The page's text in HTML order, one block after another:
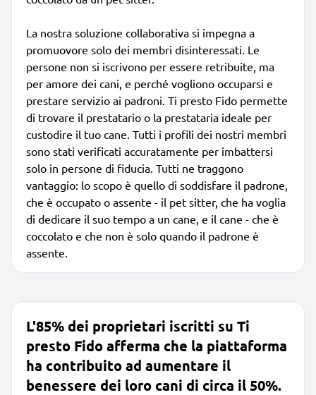
La nostra soluzione collaborativa si impegna a
promuovore solo dei membri disinteressati. Le
persone non si iscrivono per essere retribuite, ma
per amore dei cani, e perché vogliono occuparsi e
prestare servizio ai padroni. Ti presto Fido permette
di trovare il prestatario o la prestataria ideale per
custodire il tuo cane. Tutti i profili dei nostri membri
sono stati verificati accuratamente per imbattersi
solo in persone di fiducia. Tutti ne traggono
vantaggio: lo scopo è quello di soddisfare il padrone,
che è occupato o assente - il pet sitter, che ha voglia
di dedicare il suo tempo a un cane, e il cane - che è
coccolato e che non è solo quando il padrone è
assente.
L'85% dei proprietari iscritti su Ti
presto Fido afferma che la piattaforma
ha contribuito ad aumentare il
benessere dei loro cani di circa il 50%.